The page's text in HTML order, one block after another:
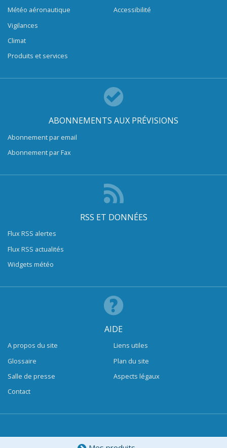
Météo aéronautique
Vigilances
Climat
Produits et services
Accessibilité
ABONNEMENTS AUX PRÉVISIONS
Abonnement par email
Abonnement par Fax
RSS ET DONNÉES
Flux RSS alertes
Flux RSS actualités
Widgets météo
AIDE
A propos du site
Glossaire
Salle de presse
Contact
Liens utiles
Plan du site
Aspects légaux